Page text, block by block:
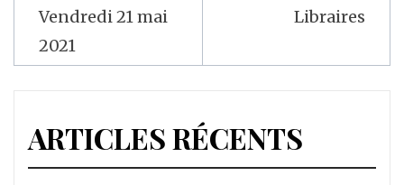
Vendredi 21 mai
2021
Libraires
ARTICLES RÉCENTS